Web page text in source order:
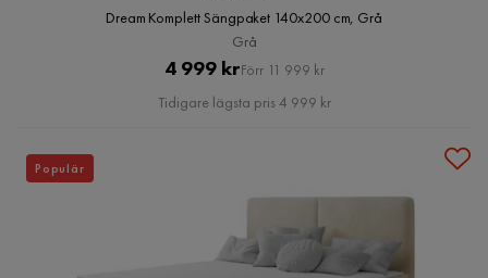
Dream Komplett Sängpaket 140x200 cm, Grå
Grå
Pris
4 999 krOriginal
Pris
Förr 11 999 kr
Tidigare lägsta pris 4 999 kr
Populär